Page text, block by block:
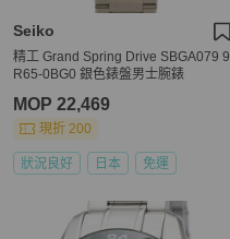
Seiko
精工 Grand Spring Drive SBGA079 9
R65-0BG0 銀色錶盤男士腕錶
MOP 22,469
現折 200
狀況良好 日本 免運